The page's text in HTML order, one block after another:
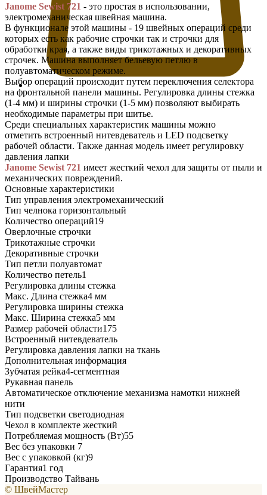
Janome Sewist 721 - это простая в использовании,
электромеханическая швейная машина.
В функционале этой машины - 19 швейных операций среди
которых есть как рабочие строчки так и строчки для
обработки края, а также виды трикотажных и декоративных
строчек. Машина выполняет бельевую петлю в
полуавтоматическом режиме.
Выбор операций происходит путем переключения селектора
на фронтальной панели машины. Регулировка длины стежка
(1-4 мм) и ширины строчки (1-5 мм) позволяют выбирать
необходимые параметры при шитье.
Среди специальных характеристик машины можно
отметить встроенный нитевдеватель и LED подсветку
рабочей области. Также данная модель имеет регулировку
давления лапки
Janome Sewist 721 имеет жесткий чехол для защиты от пыли и
механических повреждений.
Основные характеристики
Тип управления электромеханический
Тип челнока горизонтальный
Количество операций19
Оверлочные строчки
Трикотажные строчки
Декоративные строчки
Тип петли полуавтомат
Количество петель1
Регулировка длины стежка
Макс. Длина стежка4 мм
Регулировка ширины стежка
Макс. Ширина стежка5 мм
Размер рабочей области175
Встроенный нитевдеватель
Регулировка давления лапки на ткань
Дополнительная информация
Зубчатая рейка4-сегментная
Рукавная панель
Автоматическое отключение механизма намотки нижней
нити
Тип подсветки светодиодная
Чехол в комплекте жесткий
Потребляемая мощность (Вт)55
Вес без упаковки 7
Вес с упаковкой (кг)9
Гарантия1 год
Производство Тайвань
© ШвейМастер